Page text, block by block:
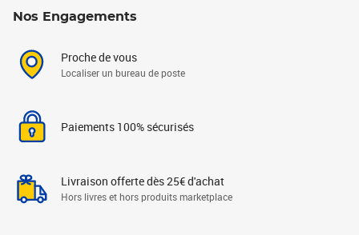
Nos Engagements
Proche de vous
Localiser un bureau de poste
Paiements 100% sécurisés
Livraison offerte dès 25€ d'achat
Hors livres et hors produits marketplace